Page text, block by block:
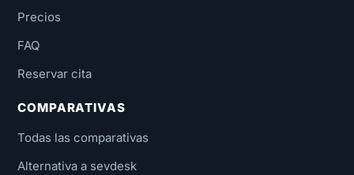
Precios
FAQ
Reservar cita
COMPARATIVAS
Todas las comparativas
Alternativa a sevdesk